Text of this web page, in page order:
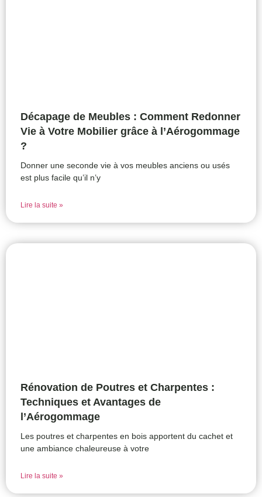
Décapage de Meubles : Comment Redonner
Vie à Votre Mobilier grâce à l’Aérogommage
?
Donner une seconde vie à vos meubles anciens ou usés
est plus facile qu’il n’y
Lire la suite »
Rénovation de Poutres et Charpentes :
Techniques et Avantages de
l’Aérogommage
Les poutres et charpentes en bois apportent du cachet et
une ambiance chaleureuse à votre
Lire la suite »